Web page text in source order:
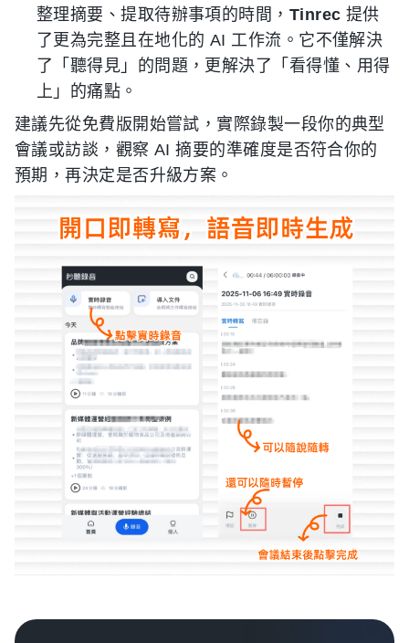
整理摘要、提取待辦事項的時間， Tinrec 提供
了更為完整且在地化的 AI 工作流。它不僅解決
了「聽得見」的問題，更解決了「看得懂、用得
上」的痛點。
建議先從免費版開始嘗試，實際錄製一段你的典型
會議或訪談，觀察 AI 摘要的準確度是否符合你的
預期，再決定是否升級方案。